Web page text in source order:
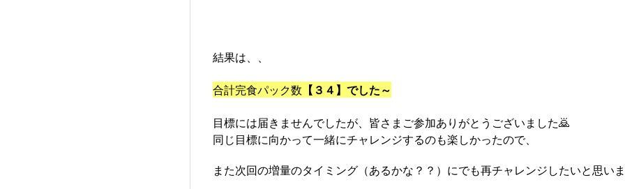
結果は、、
合計完食パック数 【３４】でした～
目標には届きませんでしたが、皆さまご参加ありがとうございました🙇
同じ目標に向かって一緒にチャレンジするのも楽しかったので、
また次回の増量のタイミング（あるかな？？）にでも再チャレンジしたいと思い